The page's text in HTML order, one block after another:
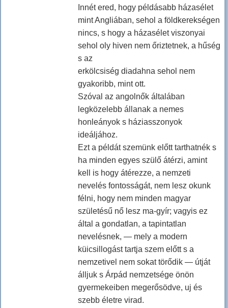
Innét ered, hogy példásabb házasélet
mint Angliában, sehol a földkerekségen
nincs, s hogy a házasélet viszonyai
sehol oly hiven nem őriztetnek, a hűség
s az
erkölcsiség diadahna sehol nem
gyakoribb, mint ott.
Szóval az angolnők általában
legközelebb állanak a nemes
honleányok s háziasszonyok
ideáljához.
Ezt a példát szemünk előtt tarthatnék s
ha minden egyes szülő átérzi, amint
kell is hogy átérezze, a nemzeti
nevelés fontosságát, nem lesz okunk
félni, hogy nem minden magyar
születésű nő lesz ma-gyír; vagyis ez
által a gondatlan, a tapintatlan
nevelésnek, — mely a modern
küicsillogást tartja szem előtt s a
nemzetivel nem sokat törődik — útját
álljuk s Árpád nemzetsége önön
gyermekeiben megerősödve, uj és
szebb életre virad.